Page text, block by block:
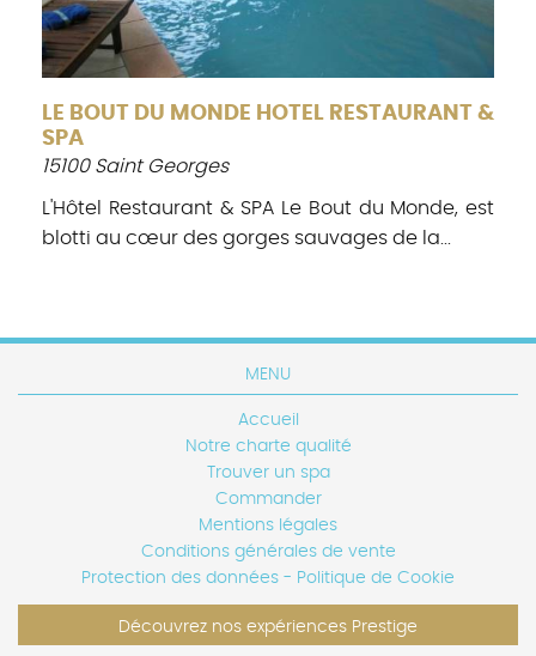
LE BOUT DU MONDE HOTEL RESTAURANT &
SPA
15100 Saint Georges
L'Hôtel Restaurant & SPA Le Bout du Monde, est
blotti au cœur des gorges sauvages de la...
MENU
Accueil
Notre charte qualité
Trouver un spa
Commander
Mentions légales
Conditions générales de vente
Protection des données - Politique de Cookie
Découvrez nos expériences Prestige